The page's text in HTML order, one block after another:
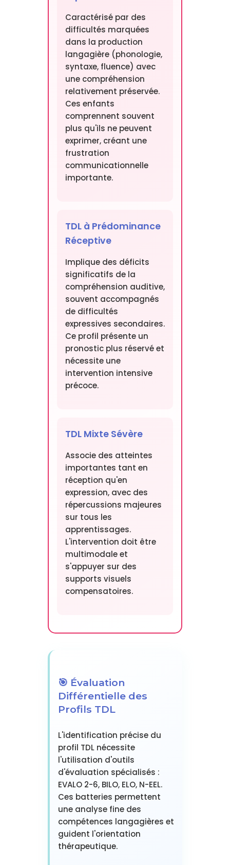
Caractérisé par des
difficultés marquées
dans la production
langagière (phonologie,
syntaxe, fluence) avec
une compréhension
relativement préservée.
Ces enfants
comprennent souvent
plus qu'ils ne peuvent
exprimer, créant une
frustration
communicationnelle
importante.
TDL à Prédominance
Réceptive
Implique des déficits
significatifs de la
compréhension auditive,
souvent accompagnés
de difficultés
expressives secondaires.
Ce profil présente un
pronostic plus réservé et
nécessite une
intervention intensive
précoce.
TDL Mixte Sévère
Associe des atteintes
importantes tant en
réception qu'en
expression, avec des
répercussions majeures
sur tous les
apprentissages.
L'intervention doit être
multimodale et
s'appuyer sur des
supports visuels
compensatoires.
🎯 Évaluation
Différentielle des
Profils TDL
L'identification précise du
profil TDL nécessite
l'utilisation d'outils
d'évaluation spécialisés :
EVALO 2-6, BILO, ELO, N-EEL.
Ces batteries permettent
une analyse fine des
compétences langagières et
guident l'orientation
thérapeutique.